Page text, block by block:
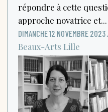
répondre à cette
approche novatrice et...
DIMANCHE 12 NOVEMBRE 2023
Beaux-Arts Lille